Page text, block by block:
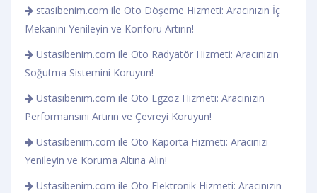
stasibenim.com ile Oto Döşeme Hizmeti: Aracınızın İç
Mekanını Yenileyin ve Konforu Artırın!
Ustasibenim.com ile Oto Radyatör Hizmeti: Aracınızın
Soğutma Sistemini Koruyun!
Ustasibenim.com ile Oto Egzoz Hizmeti: Aracınızın
Performansını Artırın ve Çevreyi Koruyun!
Ustasibenim.com ile Oto Kaporta Hizmeti: Aracınızı
Yenileyin ve Koruma Altına Alın!
Ustasibenim.com ile Oto Elektronik Hizmeti: Aracınızın